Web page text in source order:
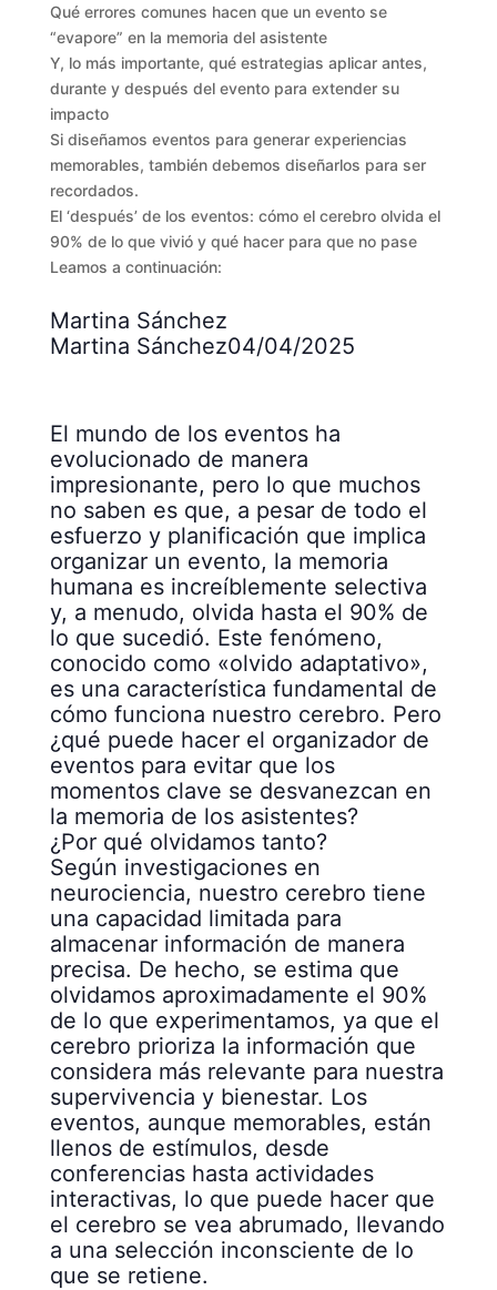
Qué errores comunes hacen que un evento se
“evapore” en la memoria del asistente
Y, lo más importante, qué estrategias aplicar antes,
durante y después del evento para extender su
impacto
Si diseñamos eventos para generar experiencias
memorables, también debemos diseñarlos para ser
recordados.
El ‘después’ de los eventos: cómo el cerebro olvida el
90% de lo que vivió y qué hacer para que no pase
Leamos a continuación:
Martina Sánchez
Martina Sánchez04/04/2025
El mundo de los eventos ha
evolucionado de manera
impresionante, pero lo que muchos
no saben es que, a pesar de todo el
esfuerzo y planificación que implica
organizar un evento, la memoria
humana es increíblemente selectiva
y, a menudo, olvida hasta el 90% de
lo que sucedió. Este fenómeno,
conocido como «olvido adaptativo»,
es una característica fundamental de
cómo funciona nuestro cerebro. Pero
¿qué puede hacer el organizador de
eventos para evitar que los
momentos clave se desvanezcan en
la memoria de los asistentes?
¿Por qué olvidamos tanto?
Según investigaciones en
neurociencia, nuestro cerebro tiene
una capacidad limitada para
almacenar información de manera
precisa. De hecho, se estima que
olvidamos aproximadamente el 90%
de lo que experimentamos, ya que el
cerebro prioriza la información que
considera más relevante para nuestra
supervivencia y bienestar. Los
eventos, aunque memorables, están
llenos de estímulos, desde
conferencias hasta actividades
interactivas, lo que puede hacer que
el cerebro se vea abrumado, llevando
a una selección inconsciente de lo
que se retiene.